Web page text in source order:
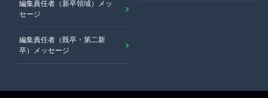
編集責任者（新卒領域）メッ
セージ
編集責任者（既卒・第二新
卒）メッセージ